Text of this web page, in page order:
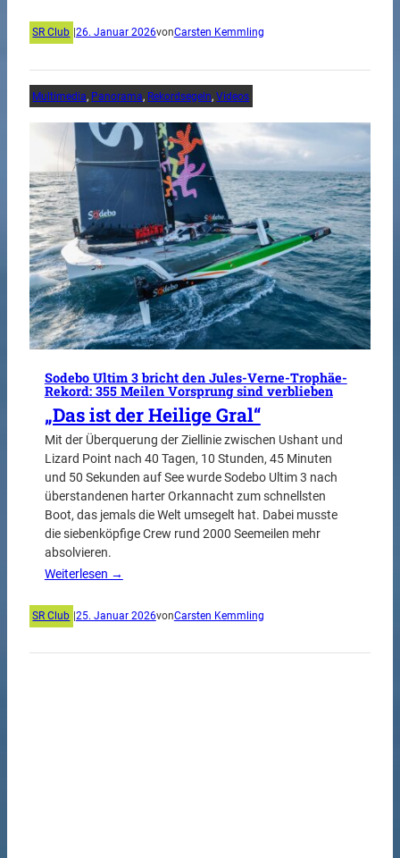
SR Club 26. Januar 2026vonCarsten Kemmling
Multimedia, Panorama, Rekordsegeln, Videos
Sodebo Ultim 3 bricht den Jules-Verne-Trophäe-
Rekord: 355 Meilen Vorsprung sind verblieben
„Das ist der Heilige Gral“
Mit der Überquerung der Ziellinie zwischen Ushant und
Lizard Point nach 40 Tagen, 10 Stunden, 45 Minuten
und 50 Sekunden auf See wurde Sodebo Ultim 3 nach
überstandenen harter Orkannacht zum schnellsten
Boot, das jemals die Welt umsegelt hat. Dabei musste
die siebenköpfige Crew rund 2000 Seemeilen mehr
absolvieren.
Weiterlesen →
SR Club 25. Januar 2026vonCarsten Kemmling